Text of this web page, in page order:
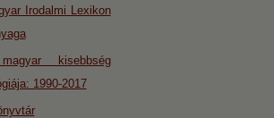
Irodalmi Lexikon
kisebbség
1990-2017